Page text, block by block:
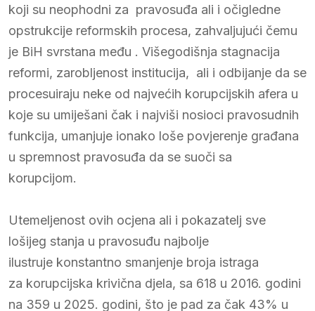
koji su neophodni za pravosuđa ali i očigledne
opstrukcije reformskih procesa, zahvaljujući čemu
je BiH svrstana među . Višegodišnja stagnacija
reformi, zarobljenost institucija, ali i odbijanje da se
procesuiraju neke od najvećih korupcijskih afera u
koje su umiješani čak i najviši nosioci pravosudnih
funkcija, umanjuje ionako loše povjerenje građana
u spremnost pravosuđa da se suoči sa
korupcijom.
Utemeljenost ovih ocjena ali i pokazatelj sve
lošijeg stanja u pravosuđu najbolje
ilustruje konstantno smanjenje broja istraga
za korupcijska krivična djela, sa 618 u 2016. godini
na 359 u 2025. godini, što je pad za čak 43% u